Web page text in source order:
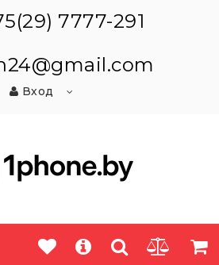
7777-291
Вход